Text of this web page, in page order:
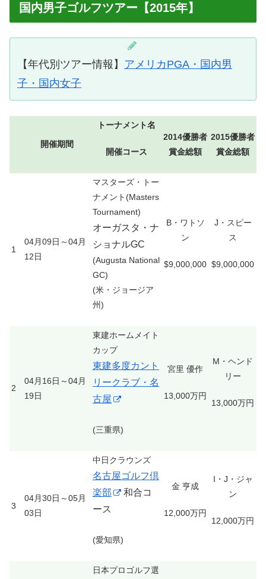
国内男子ゴルフツアー【2015年】
【年代別ツアー情報】 アメリカPGA・国内男
子・国内女子
開催期間
トーナメント名
開催コース
2014優勝者
賞金総額
2015優勝者
賞金総額
1
04月09日～04月
12日
マスターズ・トー
ナメント(Masters
Tournament)
オーガスタ・ナ
ショナルGC
(Augusta National
GC)
(米・ジョージア
州)
B・ワトソ
ン
$9,000,000
J・スピー
ス
$9,000,000
2
04月16日～04月
19日
東建ホームメイト
カップ
東建多度カント
リークラブ・名
古屋
(三重県)
宮里 優作
13,000万円
M・ヘンド
リー
13,000万円
3
04月30日～05月
03日
中日クラウンズ
名古屋ゴルフ倶
楽部
和合コ
ース
(愛知県)
金 亨成
12,000万円
I・J・ジャ
ン
12,000万円
日本プロゴルフ選